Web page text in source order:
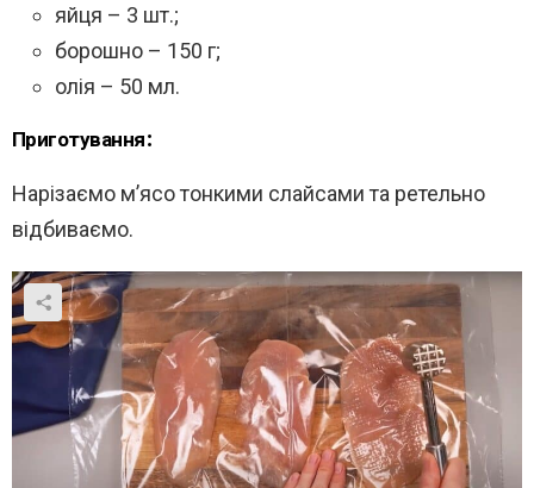
яйця – 3 шт.;
борошно – 150 г;
олія – 50 мл.
Приготування:
Нарізаємо м’ясо тонкими слайсами та ретельно
відбиваємо.